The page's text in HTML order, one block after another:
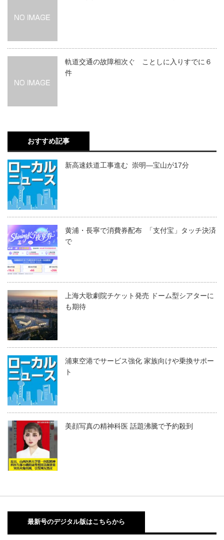
軌道交通の故障相次ぐ ことしに入りすでに６
件
おすすめ記事
新高速鉄道工事進む 崇明―宝山が17分
黄浦・長寧で消費券配布 「支付宝」タッチ決済
で
上海大歌劇院チケット発売 ドーム型シアターに
も期待
浦東空港でサービス強化 家族向けや乗換サポー
ト
美顔写真の精神科医 話題沸騰で予約殺到
最新号のデジタル版はこちらから